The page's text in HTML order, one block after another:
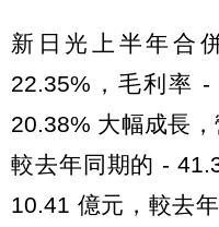
新日光上半年合
22.35%，毛利率
20.38% 大幅成長
較去年同期的 -
10.41 億元，較去